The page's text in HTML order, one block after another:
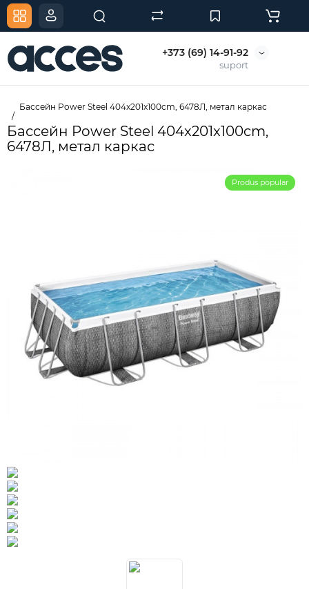
+373 (69) 14-91-92
suport
Бассейн Power Steel 404x201x100cm, 6478Л, метал каркас
Бассейн Power Steel 404x201x100cm,
6478Л, метал каркас
Produs popular